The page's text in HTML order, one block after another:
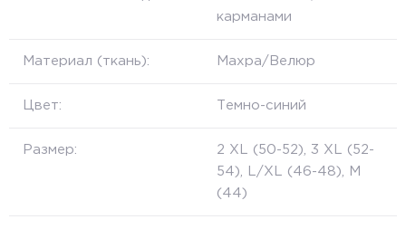
карманами
Материал (ткань): Махра/Велюр
Цвет: Темно-синий
Размер:
2 XL (50-52), 3 XL (52-
54), L/XL (46-48), M
(44)